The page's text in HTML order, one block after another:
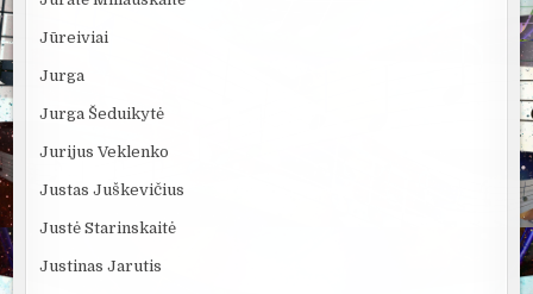
Jūreiviai
Jurga
Jurga Šeduikytė
Jurijus Veklenko
Justas Juškevičius
Justė Starinskaitė
Justinas Jarutis